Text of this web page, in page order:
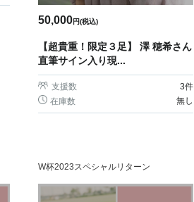
50,000円(税込)
【超貴重！限定３足】 澤 穂希さん
直筆サイン入り現...
支援数 3件
在庫数
無し
W杯2023スペシャルリターン